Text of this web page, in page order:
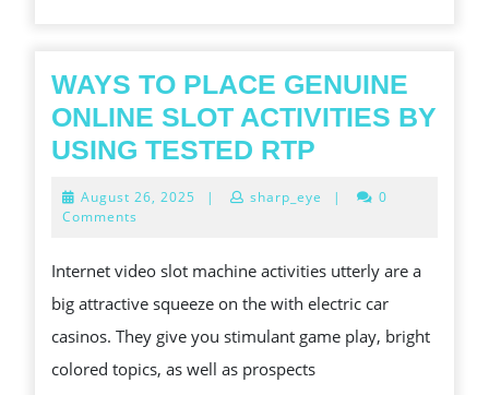
WAYS TO PLACE GENUINE
ONLINE SLOT ACTIVITIES BY
USING TESTED RTP
PLACE
ONLINE
SLOT
ACTIVITIES
BY
August 26, 2025 August
| sharp_eye |
0
Comments
Internet video slot machine activities utterly are a
big attractive squeeze on the with electric car
casinos. They give you stimulant game play, bright
colored topics, as well as prospects